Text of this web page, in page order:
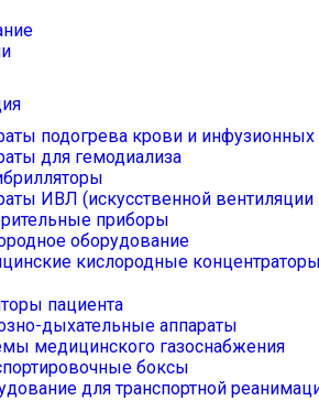
подогрева крови и инфузионных
для гемодиализа
ИВЛ (искусственной вентиляции
приборы
оборудование
кислородные
пациента
дыхательные аппараты
медицинского газоснабжения
боксы
для транспортной